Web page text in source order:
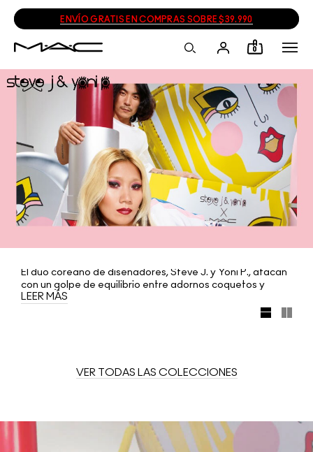
ENVÍO GRATIS EN COMPRAS SOBRE $39.990
0
El dúo coreano de diseñadores, Steve J. y Yoni P., atacan
con un golpe de equilibrio entre adornos coquetos y
emociones deportivas. ¡Hoy, la pareja presenta una
colección de M·A·C tan descarada y progresista como su
LEER MÁS
VER TODAS LAS COLECCIONES